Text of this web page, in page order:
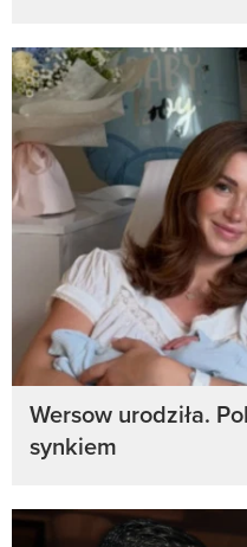
Wersow urodziła.
synkiem